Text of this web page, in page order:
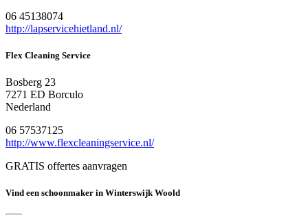
06 45138074
http://lapservicehietland.nl/
Flex Cleaning Service
Bosberg 23
7271 ED Borculo
Nederland
06 57537125
http://www.flexcleaningservice.nl/
GRATIS offertes aanvragen
Vind een schoonmaker in Winterswijk Woold